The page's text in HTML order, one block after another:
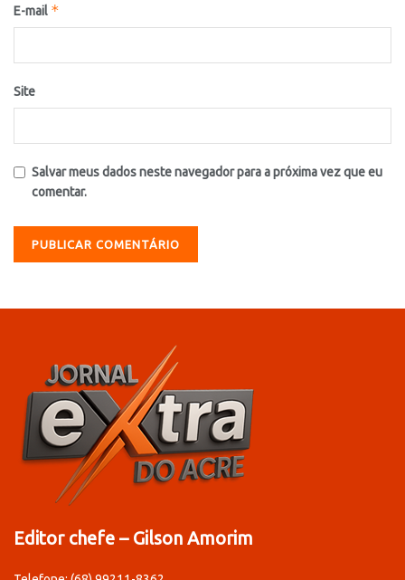
E-mail *
Site
Salvar meus dados neste navegador para a próxima vez que eu
comentar.
Editor chefe – Gilson Amorim